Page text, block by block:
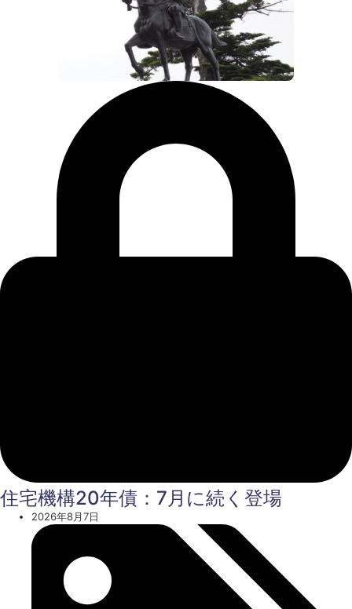
住宅機構20年債：7月に続く登場
2026年8月7日